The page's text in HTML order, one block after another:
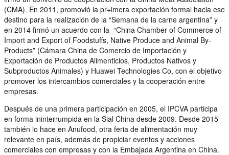
(CMA). En 2011, promovió la pr+imera exportación formal hacia ese
destino para la realización de la “Semana de la carne argentina” y
en 2014 firmó un acuerdo con la “China Chamber of Commerce of
Import and Export of Foodstuffs, Native Produce and Animal By-
Products” (Cámara China de Comercio de Importación y
Exportación de Productos Alimenticios, Productos Nativos y
Subproductos Animales) y Huawei Technologies Co, con el objetivo
promover los intercambios comerciales y la cooperación entre
empresas.
Después de una primera participación en 2005, el IPCVA participa
en forma ininterrumpida en la Sial China desde 2009. Desde 2015
también lo hace en Anufood, otra feria de alimentación muy
relevante en país, además de propiciar eventos y acciones
comerciales con empresas y con la Embajada Argentina en China.